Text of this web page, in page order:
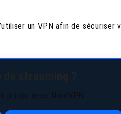
un VPN afin de sécuriser
avec NordVPN.